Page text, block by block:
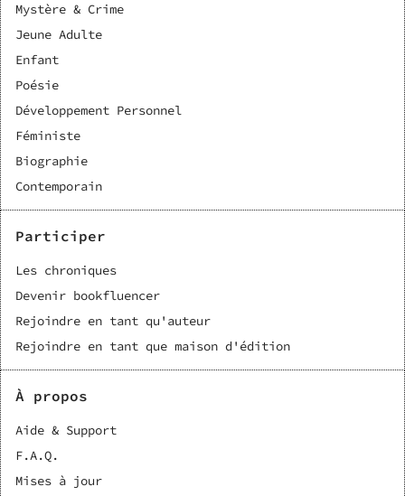
Mystère & Crime
Jeune Adulte
Enfant
Poésie
Développement Personnel
Féministe
Biographie
Contemporain
Participer
Les chroniques
Devenir bookfluencer
Rejoindre en tant qu'auteur
Rejoindre en tant que maison d'édition
À propos
Aide & Support
F.A.Q.
Mises à jour